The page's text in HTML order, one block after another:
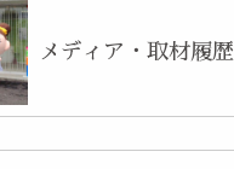
メディア・取材履歴